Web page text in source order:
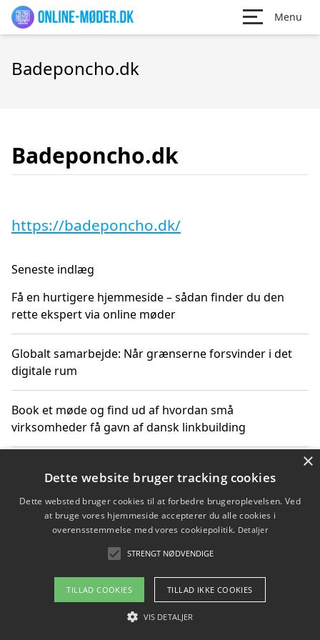
Menu
Badeponcho.dk
Badeponcho.dk
https://badeponcho.dk/
Seneste indlæg
Få en hurtigere hjemmeside – sådan finder du den
rette ekspert via online møder
Globalt samarbejde: Når grænserne forsvinder i det
digitale rum
Book et møde og find ud af hvordan små
virksomheder få gavn af dansk linkbuilding
får du indgår et samarbejde
Hold et møde med en WordPress ekspert og vælg den
mest professionelle til at vedligeholde din løsning
Copyright 2026 - Pilanto Aps
Om / kontakt
×
Dette website bruger tracking cookies
Dette websted bruger cookies til at forbedre brugeroplevelsen. Ved
at bruge vores hjemmeside accepterer du alle cookies i
overensstemmelse med vores cookiepolitik. Detaljer
STRENGT NØDVENDIGE
TILLAD COOKIES TILLAD IKKE COOKIES
VIS DETALJER